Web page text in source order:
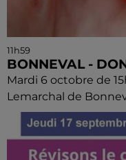
11h59
BONNEVAL -
Mardi 6 octobre de
Lemarchal de